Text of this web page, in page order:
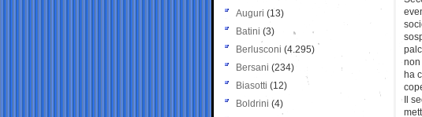
non
ha
Il
Auguri (13)
Batini (3)
Berlusconi (4.295)
Bersani (234)
Biasotti (12)
Boldrini (4)